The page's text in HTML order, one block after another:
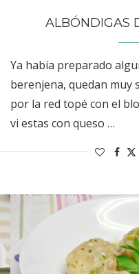
ALBÓNDIGAS
Ya había preparado
berenjena, quedan muy
por la red topé con el
vi estas con queso …